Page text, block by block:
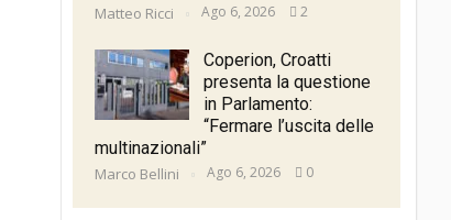
Matteo Ricci Ago 6, 2026 2
Coperion, Croatti
presenta la questione
in Parlamento:
“Fermare l’uscita delle
multinazionali”
Marco Bellini Ago 6, 2026 0